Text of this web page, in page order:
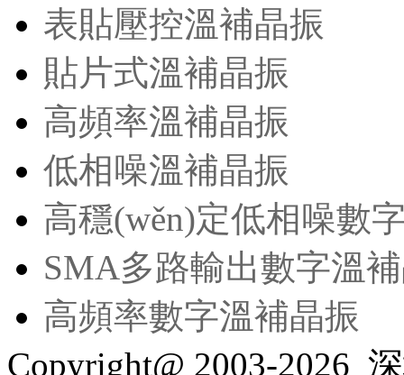
表貼壓控溫補晶振
貼片式溫補晶振
高頻率溫補晶振
低相噪溫補晶振
高穩(wěn)定低相噪數
SMA多路輸出數字溫
高頻率數字溫補晶振
Copyright@ 2003-2026